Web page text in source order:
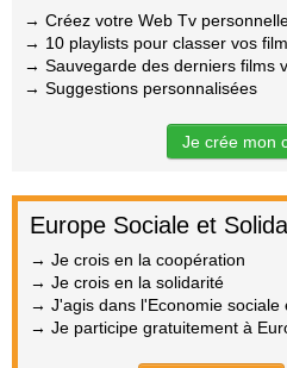
→ Créez votre Web Tv
→ 10 playlists pour classer vos
→ Sauvegarde des derniers films
→ Suggestions personnalisées
Je crée mon
Europe Sociale et
→ Je crois en la coopération
→ Je crois en la solidarité
→ J'agis dans l'Economie sociale
→ Je participe gratuitement à